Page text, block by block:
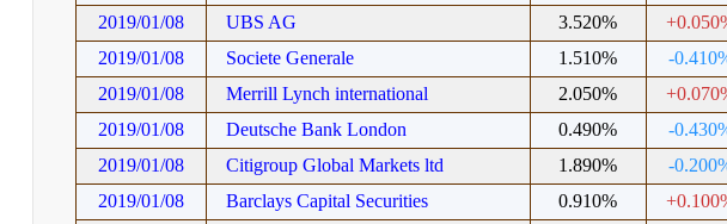
2019/01/08
UBS AG 3.520%
2019/01/08
Societe Generale 1.510% -
2019/01/08
Merrill Lynch international 2.050%
2019/01/08
Deutsche Bank London 0.490% -
2019/01/08
Citigroup Global Markets ltd 1.890% -
2019/01/08
Barclays Capital Securities 0.910%